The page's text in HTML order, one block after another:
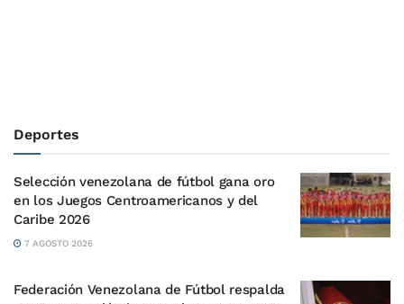
Deportes
Selección venezolana de fútbol gana oro
en los Juegos Centroamericanos y del
Caribe 2026
7 AGOSTO 2026
Federación Venezolana de Fútbol respalda